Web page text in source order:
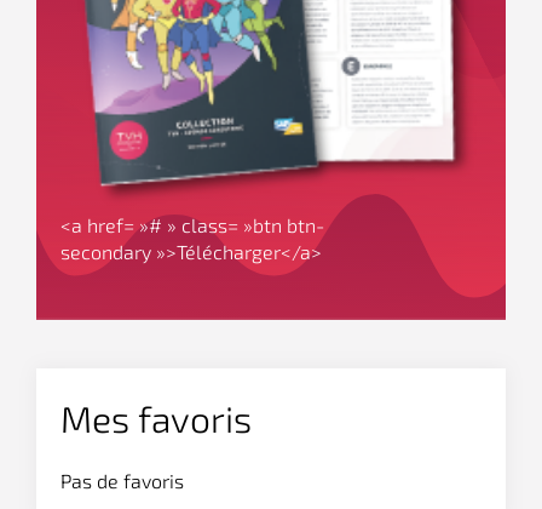
<a href= »# » class= »btn btn-
secondary »>Télécharger</a>
Mes favoris
Pas de favoris